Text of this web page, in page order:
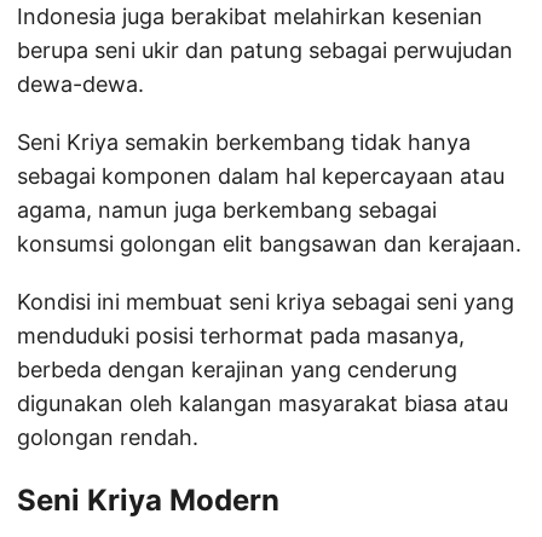
Indonesia juga berakibat melahirkan kesenian
berupa seni ukir dan patung sebagai perwujudan
dewa-dewa.
Seni Kriya semakin berkembang tidak hanya
sebagai komponen dalam hal kepercayaan atau
agama, namun juga berkembang sebagai
konsumsi golongan elit bangsawan dan kerajaan.
Kondisi ini membuat seni kriya sebagai seni yang
menduduki posisi terhormat pada masanya,
berbeda dengan kerajinan yang cenderung
digunakan oleh kalangan masyarakat biasa atau
golongan rendah.
Seni Kriya Modern